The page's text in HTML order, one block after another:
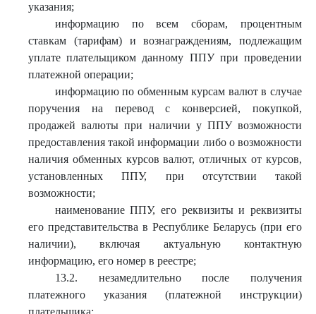
указания;
информацию по всем сборам, процентным
ставкам (тарифам) и вознаграждениям, подлежащим
уплате плательщиком данному ППУ при проведении
платежной операции;
информацию по обменным курсам валют в случае
поручения на перевод с конверсией, покупкой,
продажей валюты при наличии у ППУ возможности
предоставления такой информации либо о возможности
наличия обменных курсов валют, отличных от курсов,
установленных ППУ, при отсутствии такой
возможности;
наименование ППУ, его реквизиты и реквизиты
его представительства в Республике Беларусь (при его
наличии), включая актуальную контактную
информацию, его номер в реестре;
13.2. незамедлительно после получения
платежного указания (платежной инструкции)
плательщика: